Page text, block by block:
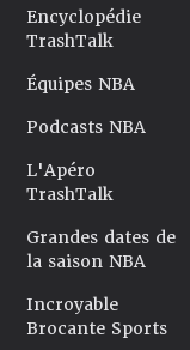
Encyclopédie
TrashTalk
Équipes NBA
Podcasts NBA
L'Apéro
TrashTalk
Grandes dates de
la saison NBA
Incroyable
Brocante Sports